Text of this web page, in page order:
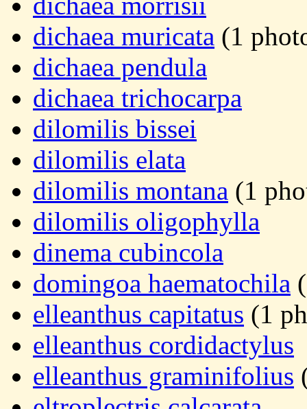
dichaea muricata (1
dichaea pendula
dichaea trichocarpa
dilomilis bissei
dilomilis elata
dilomilis montana (1
dilomilis oligophylla
dinema cubincola
domingoa haematochila
elleanthus capitatus (1
elleanthus cordidactylus
elleanthus graminifolius